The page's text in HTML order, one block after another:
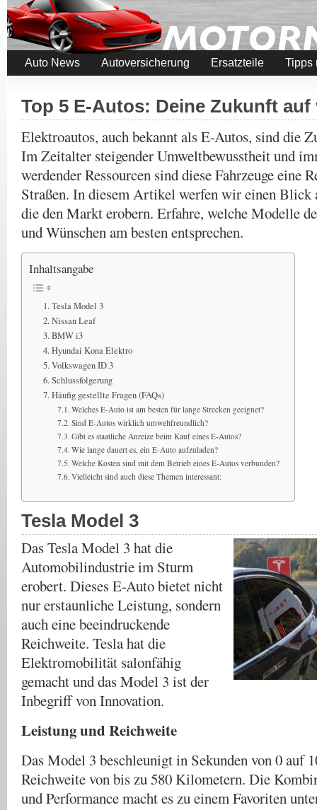
Auto News Autoversicherung Ersatzteile Tipps
Top 5 E-Autos: Deine Zukunft auf
Elektroautos, auch bekannt als E-Autos, sind die
Im Zeitalter steigender Umweltbewusstheit und
werdender Ressourcen sind diese Fahrzeuge eine
Straßen. In diesem Artikel werfen wir einen Blick
die den Markt erobern. Erfahre, welche Modelle
und Wünschen am besten entsprechen.
Inhaltsangabe
Tesla Model 3
Nissan Leaf
BMW i3
Hyundai Kona Elektro
Volkswagen ID.3
Schlussfolgerung
Häufig gestellte Fragen (FAQs)
Welches E-Auto ist am besten für lange Strecken geeignet?
Sind E-Autos wirklich umweltfreundlich?
Gibt es staatliche Anreize beim Kauf eines E-Autos?
Wie lange dauert es, ein E-Auto aufzuladen?
Welche Kosten sind mit dem Betrieb eines E-Autos verbunden?
Vielleicht sind auch diese Themen interessant:
Tesla Model 3
Das Tesla Model 3 hat die
Automobilindustrie im Sturm
erobert. Dieses E-Auto bietet nicht
nur erstaunliche Leistung, sondern
auch eine beeindruckende
Reichweite. Tesla hat die
Elektromobilität salonfähig
gemacht und das Model 3 ist der
Inbegriff von Innovation.
Leistung und Reichweite
Das Model 3 beschleunigt in Sekunden von 0 auf
Reichweite von bis zu 580 Kilometern. Die
und Performance macht es zu einem Favoriten